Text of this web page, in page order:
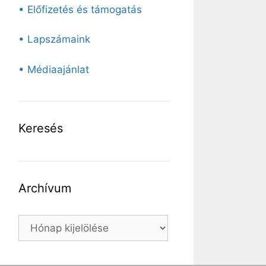
• Előfizetés és támogatás
• Lapszámaink
• Médiaajánlat
Keresés
Archívum
Archívum